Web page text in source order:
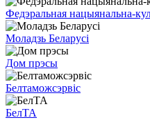
Федэральная нацыянальна-
Моладзь Беларусі
Дом прэсы
Белтаможсэрвіс
БелТА